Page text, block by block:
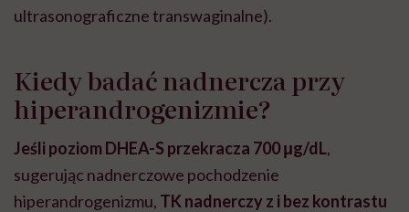
ultrasonograficzne transwaginalne).
Kiedy badać nadnercza przy
hiperandrogenizmie?
Jeśli poziom DHEA-S przekracza 700 μg/dL,
sugerując nadnerczowe pochodzenie
hiperandrogenizmu, TK nadnerczy z i bez kontrastu